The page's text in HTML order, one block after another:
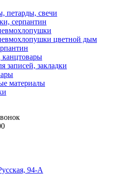
петарды, свечи
серпантин
цветной дым
записей, закладки
материалы
94-А